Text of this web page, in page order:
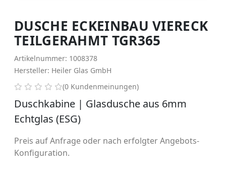
DUSCHE ECKEINBAU VIERECK
TEILGERAHMT TGR365
Artikelnummer: 1008378
Hersteller: Heiler Glas GmbH
0 von 5 Sternen
(0 Kundenmeinungen)
Duschkabine | Glasdusche aus 6mm
Echtglas (ESG)
Preis auf Anfrage oder nach erfolgter Angebots-
Konfiguration.